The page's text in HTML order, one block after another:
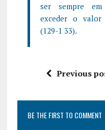
ser sempre
exceder o valor
(129-1 33).
Previous
BE THE FIRST TO COMMENT